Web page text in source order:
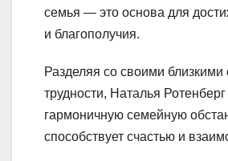
семья — это основа для
и благополучия.
Разделяя со своими близкими
трудности, Наталья
гармоничную семейную
способствует счастью и